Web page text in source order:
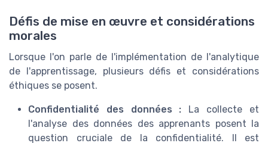
Défis de mise en œuvre et considérations
morales
Lorsque l'on parle de l'implémentation de l'analytique
de l'apprentissage, plusieurs défis et considérations
éthiques se posent.
Confidentialité des données : La collecte et
l'analyse des données des apprenants posent la
question cruciale de la confidentialité. Il est